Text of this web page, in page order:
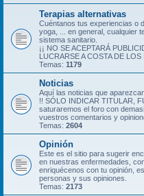
Terapias alternativas
Cuéntanos tus experiencias o
yoga, ... en general, cualquier
sistema sanitario.
¡¡ NO SE ACEPTARÁ
LUCRARSE A COSTA DE
Temas: 1179
Noticias
Aquí las noticias que
!! SÓLO INDICAR TITULAR,
saturaremos el foro con
vuestros comentarios y
Temas: 2604
Opinión
Este es el sitio para sugerir
en nuestras enfermedades,
enriquécenos con tu opinión,
personas y sus opiniones.
Temas: 2173